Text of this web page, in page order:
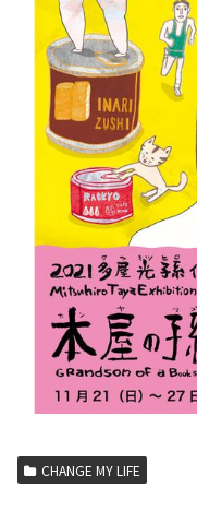
CHANGE MY LIFE